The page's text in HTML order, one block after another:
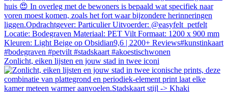
Zonlicht, eiken lijsten en jouw stad in twee iconi